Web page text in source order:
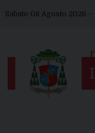
toSabato 08 Agosto 2026 –